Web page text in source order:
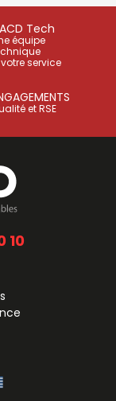
Tech
équipe
service
et RSE
10